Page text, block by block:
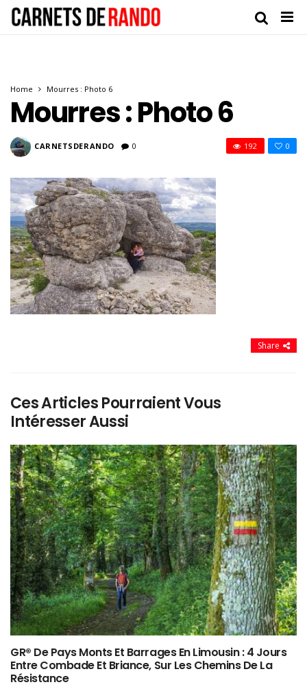
Home Mourres : Photo 6
Mourres : Photo 6
CARNETSDERANDO 0 0
192
Share
Ces Articles Pourraient Vous
Intéresser Aussi
GR® De Pays Monts Et Barrages En Limousin : 4 Jours
Entre Combade Et Briance, Sur Les Chemins De La
Résistance